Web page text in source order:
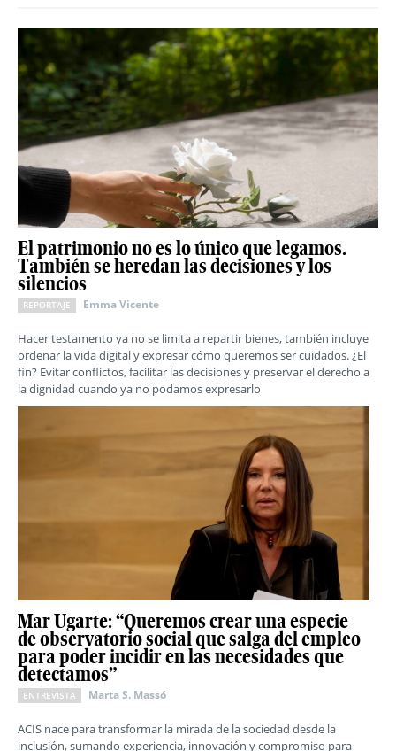
El patrimonio no es lo único que legamos.
También se heredan las decisiones y los
silencios
REPORTAJE Emma Vicente
Hacer testamento ya no se limita a repartir bienes, también incluye
ordenar la vida digital y expresar cómo queremos ser cuidados. ¿El
fin? Evitar conflictos, facilitar las decisiones y preservar el derecho a
la dignidad cuando ya no podamos expresarlo
Mar Ugarte: “Queremos crear una especie
de observatorio social que salga del empleo
para poder incidir en las necesidades que
detectamos”
ENTREVISTA Marta S. Massó
ACIS nace para transformar la mirada de la sociedad desde la
inclusión, sumando experiencia, innovación y compromiso para